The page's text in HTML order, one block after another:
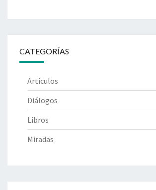
CATEGORÍAS
Artículos
Diálogos
Libros
Miradas